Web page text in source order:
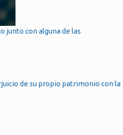
junto con alguna de las
de su propio patrimonio con la